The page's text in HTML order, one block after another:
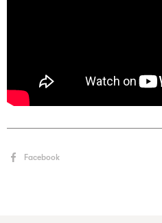
Facebook